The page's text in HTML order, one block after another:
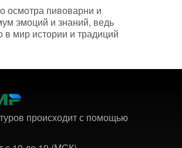
осмотра пивоварни и
эмоций и знаний, ведь
в мир истории и традиций
происходит с помощью